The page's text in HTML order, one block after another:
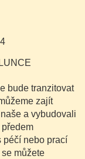
bude tranzitovat
zajít
a vybudovali
péčí nebo prací
můžete